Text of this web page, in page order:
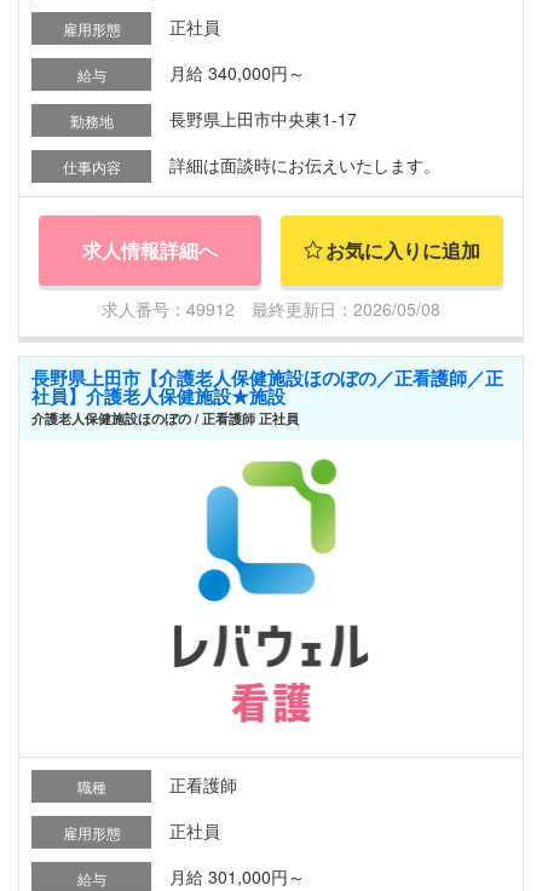
雇用形態 正社員
給与 月給 340,000円～
勤務地 長野県上田市中央東1-17
仕事内容 詳細は面談時にお伝えいたします。
求人情報詳細へ お気に入りに追加
求人番号：49912 最終更新日：2026/05/08
長野県上田市【介護老人保健施設ほのぼの／正看護師／正
社員】介護老人保健施設★施設
介護老人保健施設ほのぼの / 正看護師 正社員
職種 正看護師
雇用形態 正社員
給与 月給 301,000円～